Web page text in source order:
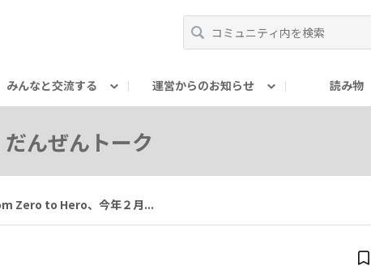
みんなと交流する 運営からのお知らせ 読み物
だんぜんトーク
Zero to Hero、今年２月...